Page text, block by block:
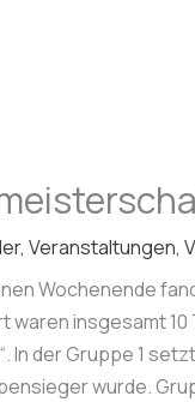
, Veranstaltungen,
Wochenende
waren insgesamt
In der Gruppe 1
wurde.